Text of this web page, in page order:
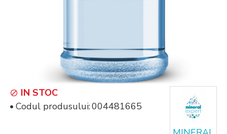
IN STOC
Codul produsului:004481665